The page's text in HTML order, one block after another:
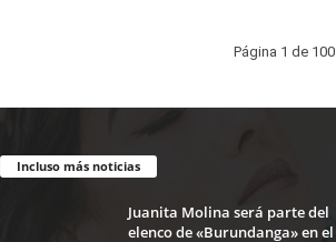
Página 1 de 100
Incluso más noticias
Juanita Molina será parte del
elenco de «Burundanga» en el